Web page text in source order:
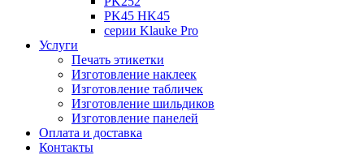
PK45 HK45
серии Klauke Pro
Услуги
Печать этикетки
Изготовление наклеек
Изготовление табличек
Изготовление шильдиков
Изготовление панелей
Оплата и доставка
Контакты